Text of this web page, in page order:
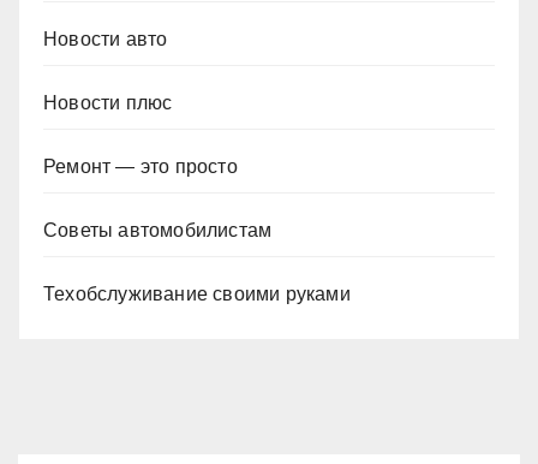
Новости авто
Новости плюс
Ремонт — это просто
Советы автомобилистам
Техобслуживание своими руками